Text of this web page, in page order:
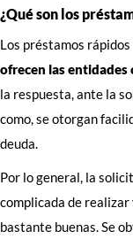
¿Qué son los
Los préstamos
ofrecen las entidades
la respuesta, ante la
como, se otorgan
deuda.
Por lo general, la
complicada de
bastante buenas. Se